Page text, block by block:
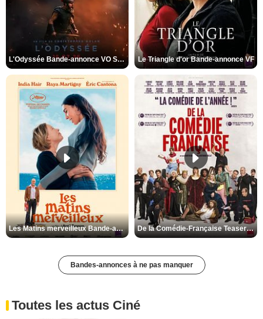
L'Odyssée Bande-annonce VO STFR Le Triangle d'or Bande-annonce VF
Les Matins merveilleux Bande-annonce VF De la Comédie-Française Teaser VF
Bandes-annonces à ne pas manquer
Toutes les actus Ciné